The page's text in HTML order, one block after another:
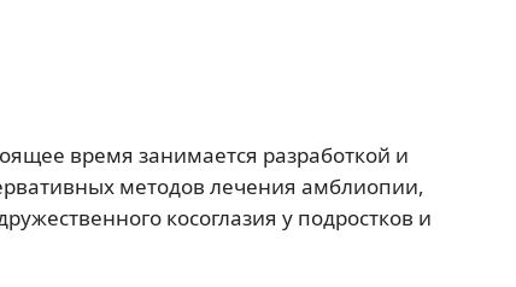
время занимается разработкой и
методов лечения амблиопии,
косоглазия у подростков и